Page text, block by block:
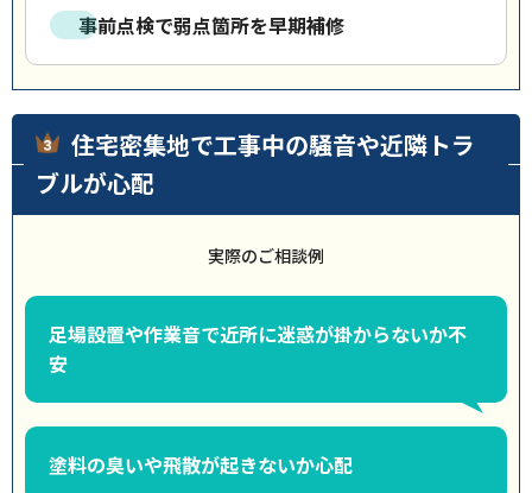
事前点検で弱点箇所を早期補修
住宅密集地で工事中の騒音や近隣トラ
ブルが心配
実際のご相談例
足場設置や作業音で近所に迷惑が掛からないか不
安
塗料の臭いや飛散が起きないか心配